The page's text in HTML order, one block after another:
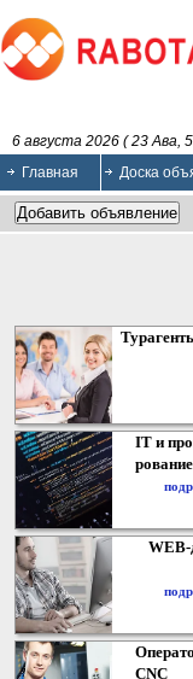
6 августа 2026 ( 23 Ава,
Главная
Доска
IT и
рование
WEB-
CNC